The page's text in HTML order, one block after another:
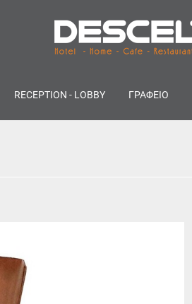
RECEPTION - LOBBY ΓΡΑΦΕΙΟ